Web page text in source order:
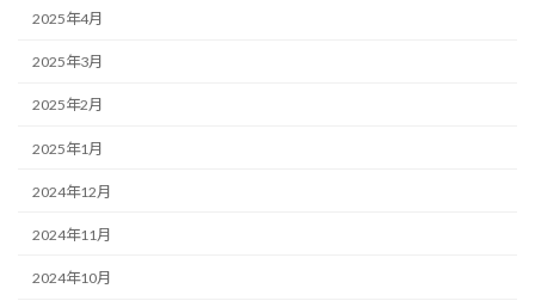
2025年4月
2025年3月
2025年2月
2025年1月
2024年12月
2024年11月
2024年10月